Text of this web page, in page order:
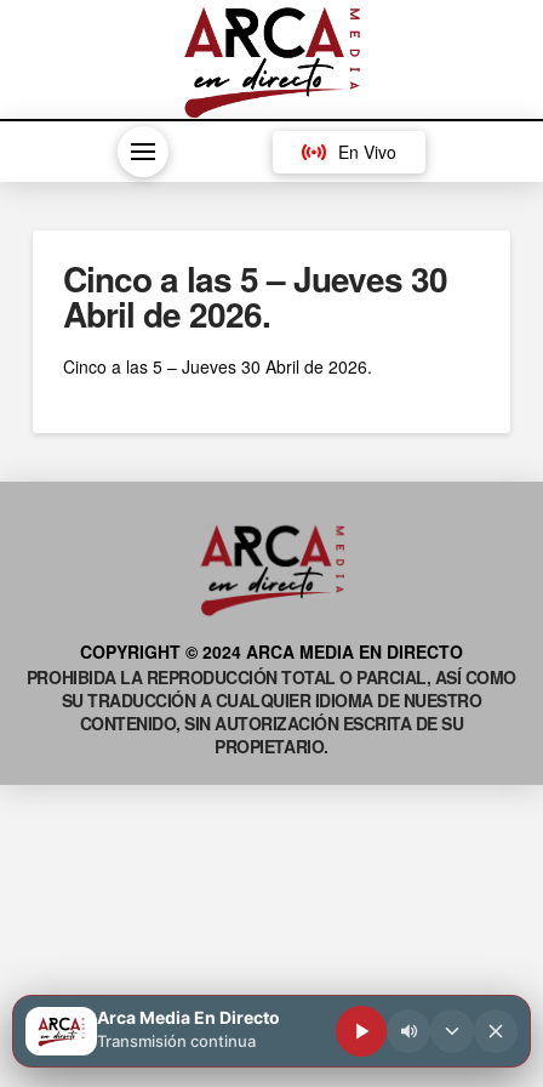
En Vivo
Cinco a las 5 – Jueves 30
Abril de 2026.
Cinco a las 5 – Jueves 30 Abril de 2026.
COPYRIGHT © 2024 ARCA MEDIA EN DIRECTO
PROHIBIDA LA REPRODUCCIÓN TOTAL O PARCIAL, ASÍ COMO
SU TRADUCCIÓN A CUALQUIER IDIOMA DE NUESTRO
CONTENIDO, SIN AUTORIZACIÓN ESCRITA DE SU
PROPIETARIO.
Arca Media En Directo
Transmisión continua